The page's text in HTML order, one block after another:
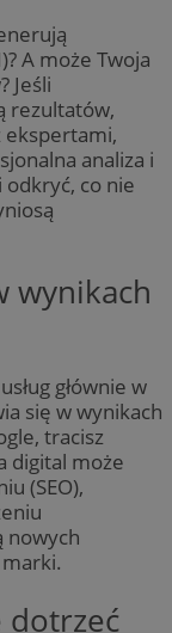
A może Twoja
Jeśli
rezultatów,
ekspertami,
analiza i
co nie
wynikach
głównie w
się w wynikach
tracisz
digital może
(SEO),
nowych
dotrzeć